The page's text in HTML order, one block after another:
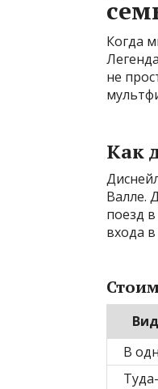
Когда
не
Как
Валле.
поезд
входа
В